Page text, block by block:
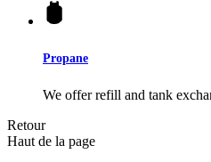
Propane
We offer refill and tank
Retour
Haut de la page